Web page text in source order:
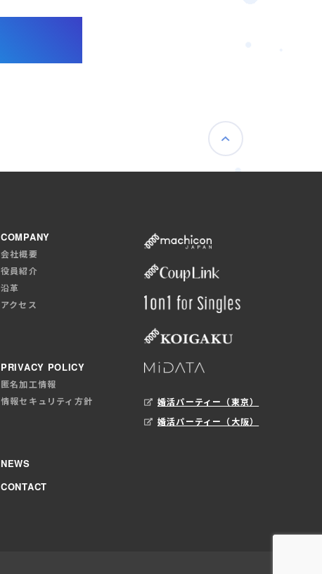
COMPANY
会社概要
役員紹介
沿革
アクセス
PRIVACY POLICY
匿名加工情報
情報セキュリティ方針
NEWS
CONTACT
婚活パーティー（東京）
婚活パーティー（大阪）